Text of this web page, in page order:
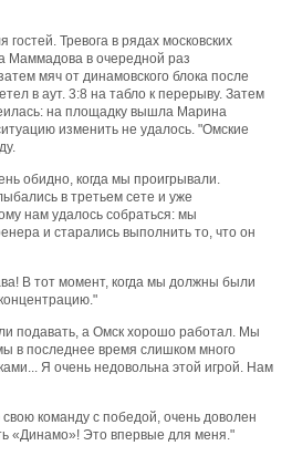
Тревога в рядах московских
Маммадова в очередной раз
мяч от динамовского блока после
в аут. 3:8 на табло к перерыву. Затем
на площадку вышла Марина
изменить не удалось. "Омские
обидно, когда мы проигрывали.
в третьем сете и уже
нам удалось собраться: мы
и старались выполнить то, что он
В тот момент, когда мы должны были
подавать, а Омск хорошо работал. Мы
в последнее время слишком много
Я очень недовольна этой игрой. Нам
команду с победой, очень доволен
«Динамо»! Это впервые для меня."